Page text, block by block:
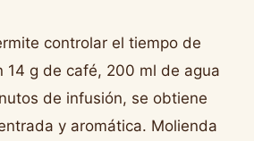
controlar el tiempo de
14 g de café, 200 ml de agua
de infusión, se obtiene
y aromática. Molienda